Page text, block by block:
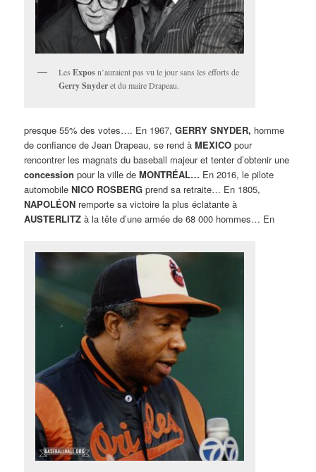
LesExposn’auraient pas vu le jour sans les efforts de
Gerry Snyderet du maire Drapeau.
presque 55% des votes…. En 1967,GERRY SNYDER, homme
de confiance de Jean Drapeau, se rend àMEXICO pour
rencontrer les magnats du baseball majeur et tenter d’obtenir une
concession pour la ville deMONTRÉAL… En 2016, le pilote
automobileNICO ROSBERG prend sa retraite… En 1805,
NAPOLÉON remporte sa victoire la plus éclatante à
AUSTERLITZ à la tête d’une armée de 68 000 hommes… En